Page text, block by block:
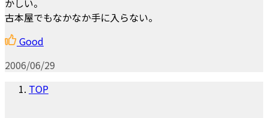
古本屋でもなかなか手に入らない。
Good
2006/06/29
TOP